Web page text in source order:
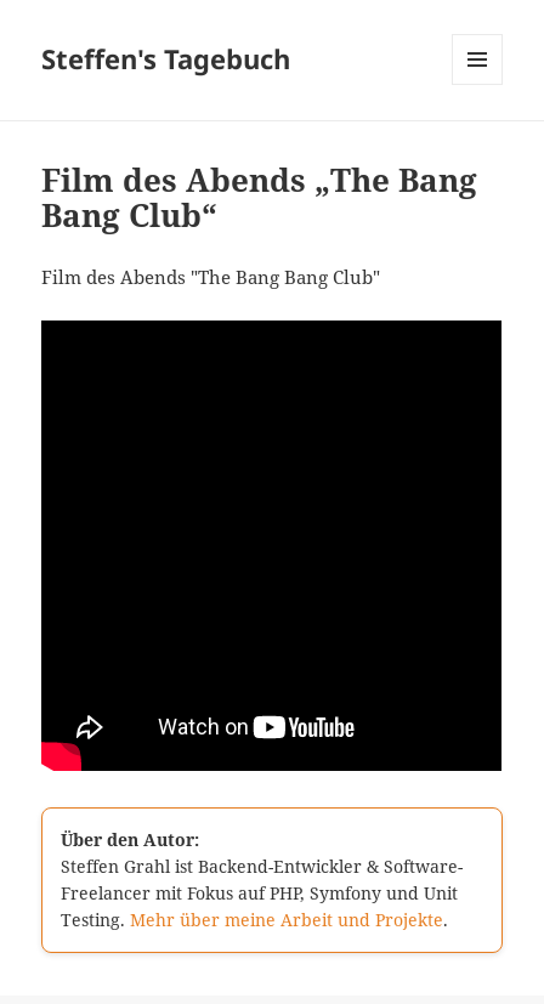
Steffen's Tagebuch
Film des Abends „The Bang
Bang Club“
Film des Abends "The Bang Bang Club"
Über den Autor:
Steffen Grahl ist Backend-Entwickler & Software-
Freelancer mit Fokus auf PHP, Symfony und Unit
Testing.Mehr über meine Arbeit und Projekte.